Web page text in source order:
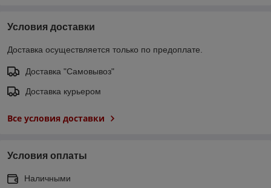
Условия доставки
Доставка осуществляется только по предоплате.
Доставка "Самовывоз"
Доставка курьером
Все условия доставки
Условия оплаты
Наличными